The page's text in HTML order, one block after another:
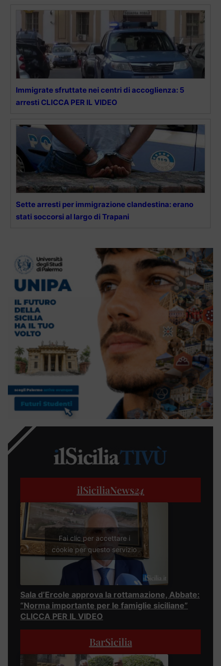
Immigrate sfruttate nei centri di accoglienza: 5
arresti CLICCA PER IL VIDEO
Sette arresti per immigrazione clandestina: erano
stati soccorsi al largo di Trapani
ilSiciliaNews24
Fai clic per accettare i
cookie per questo servizio
Sala d’Ercole approva la rottamazione, Abbate:
“Norma importante per le famiglie siciliane”
CLICCA PER IL VIDEO
BarSicilia